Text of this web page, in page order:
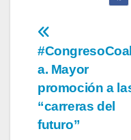
de
entradas
a. Mayor
promoción a
“carreras del
futuro”